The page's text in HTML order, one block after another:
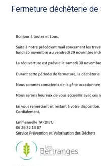
Fermeture déchêterie